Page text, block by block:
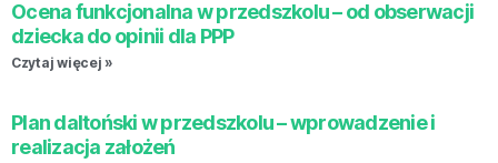
Ocena funkcjonalna w przedszkolu – od obserwacji
dziecka do opinii dla PPP
Czytaj więcej »
Plan daltoński w przedszkolu – wprowadzenie i
realizacja założeń